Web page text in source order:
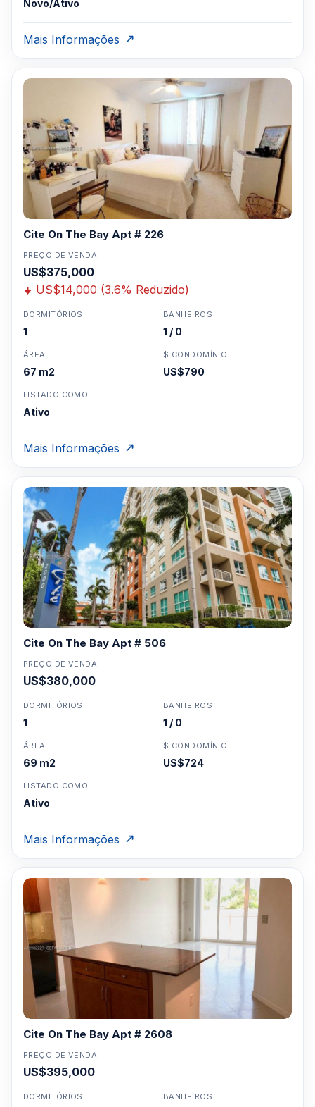
Novo/Ativo
Mais Informações
Cite On The Bay Apt # 226
PREÇO DE VENDA
US$375,000
US$14,000 (3.6% Reduzido)
DORMITÓRIOS
1
BANHEIROS
1 / 0
ÁREA
67 m2
$ CONDOMÍNIO
US$790
LISTADO COMO
Ativo
Mais Informações
Cite On The Bay Apt # 506
PREÇO DE VENDA
US$380,000
DORMITÓRIOS
1
BANHEIROS
1 / 0
ÁREA
69 m2
$ CONDOMÍNIO
US$724
LISTADO COMO
Ativo
Mais Informações
Cite On The Bay Apt # 2608
PREÇO DE VENDA
US$395,000
DORMITÓRIOS BANHEIROS